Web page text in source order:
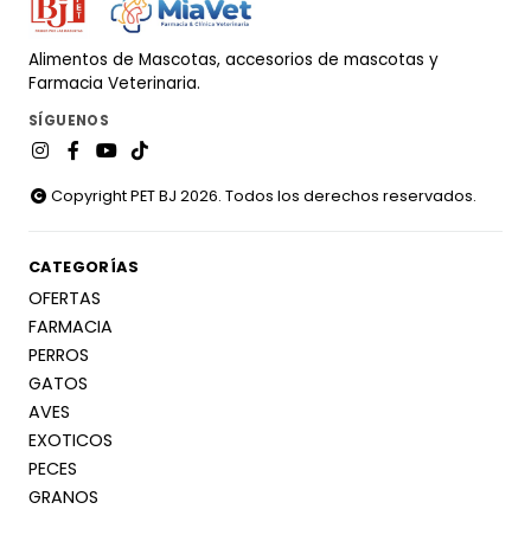
Alimentos de Mascotas, accesorios de mascotas y
Farmacia Veterinaria.
SÍGUENOS
Copyright PET BJ 2026. Todos los derechos reservados.
CATEGORÍAS
OFERTAS
FARMACIA
PERROS
GATOS
AVES
EXOTICOS
PECES
GRANOS